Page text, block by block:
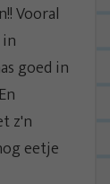
Vooral
goed in
z'n
eetje